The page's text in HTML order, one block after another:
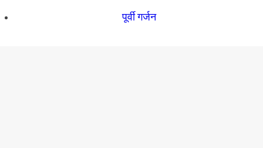
पूर्वी गर्जन